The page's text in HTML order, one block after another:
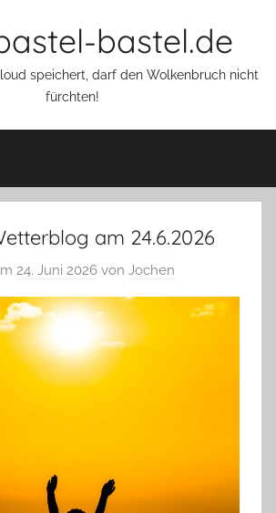
bastel.de
speichert, darf den Wolkenbruch nicht
fürchten!
am 24.6.2026
24. Juni 2026 von Jochen